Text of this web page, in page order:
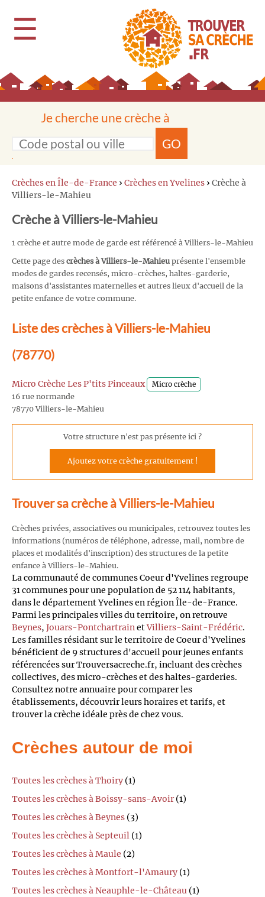
☰
Je cherche une crèche à
GO
Crèches en Île-de-France › Crèches en Yvelines › Crèche à
Villiers-le-Mahieu
Crèche à Villiers-le-Mahieu
1 crèche et autre mode de garde est référencé à Villiers-le-Mahieu
Cette page des crèches à Villiers-le-Mahieu présente l'ensemble
modes de gardes recensés, micro-crèches, haltes-garderie,
maisons d'assistantes maternelles et autres lieux d'accueil de la
petite enfance de votre commune.
Liste des crèches à Villiers-le-Mahieu
(78770)
Micro Crèche Les P'tits Pinceaux Micro crèche
16 rue normande
78770 Villiers-le-Mahieu
Votre structure n'est pas présente ici ?
Ajoutez votre crèche gratuitement !
Trouver sa crèche à Villiers-le-Mahieu
Crèches privées, associatives ou municipales, retrouvez toutes les
informations (numéros de téléphone, adresse, mail, nombre de
places et modalités d'inscription) des structures de la petite
enfance à Villiers-le-Mahieu.
La communauté de communes Coeur d'Yvelines regroupe
31 communes pour une population de 52 114 habitants,
dans le département Yvelines en région Île-de-France.
Parmi les principales villes du territoire, on retrouve
Beynes, Jouars-PontchartrainetVilliers-Saint-Frédéric.
Les familles résidant sur le territoire de Coeur d'Yvelines
bénéficient de 9 structures d'accueil pour jeunes enfants
référencées sur Trouversacreche.fr, incluant des crèches
collectives, des micro-crèches et des haltes-garderies.
Consultez notre annuaire pour comparer les
établissements, découvrir leurs horaires et tarifs, et
trouver la crèche idéale près de chez vous.
Crèches autour de moi
Toutes les crèches à Thoiry (1)
Toutes les crèches à Boissy-sans-Avoir (1)
Toutes les crèches à Beynes (3)
Toutes les crèches à Septeuil (1)
Toutes les crèches à Maule (2)
Toutes les crèches à Montfort-l'Amaury (1)
Toutes les crèches à Neauphle-le-Château (1)